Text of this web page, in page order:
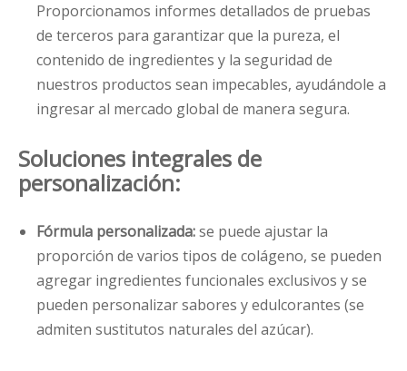
Proporcionamos informes detallados de pruebas
de terceros para garantizar que la pureza, el
contenido de ingredientes y la seguridad de
nuestros productos sean impecables, ayudándole a
ingresar al mercado global de manera segura.
Soluciones integrales de
personalización:
Fórmula personalizada:se puede ajustar la
proporción de varios tipos de colágeno, se pueden
agregar ingredientes funcionales exclusivos y se
pueden personalizar sabores y edulcorantes (se
admiten sustitutos naturales del azúcar).